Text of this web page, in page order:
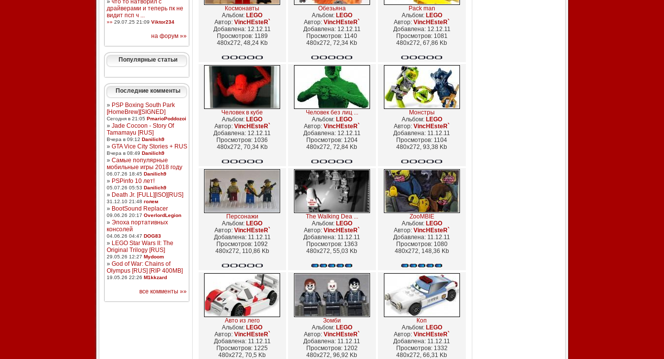
» что то натворил с
драйверами и теперь пк не
видит псп ч ...
»» 29.07.25 21:09 Viktor234
на форум »»
Популярные статьи
Последние комменты
» PSP Boxing South Park
[HomeBrew][SIGNED]
Сегодня в 21:05 PmarioPoddozoi
» Jade Cocoon - Story Of
Tamamayu [RUS]
Вчера в 09:12 Danilich9
» GTA Vice City Stories + RUS
Вчера в 08:49 Danilich9
» Самые популярные
мобильные игры 2018 году
06.07.26 18:45 Danilich9
» PSPinfo 10 лет!
05.07.26 05:53 Danilich9
» Death Jr. [FULL][ISO][RUS]
31.12.10 21:48 голем
» BootSound Replacer
09.06.26 20:17 OverlordLegion
» Эпоха портативных
консолей
04.06.26 04:47 DOG83
» LEGO Star Wars II: The
Original Trilogy [RUS]
29.05.26 12:27 Mydoom
» God of War: Chains of
Olympus [RUS] [RIP 400MB]
19.05.26 22:26 M1kkzard
все комменты »»
Космонавты
Альбом: LEGO
Автор: VincHEsteR`
Добавлена: 12.12.11
Просмотров: 1189
480x272, 48,24 Kb
Обезьяна
Альбом: LEGO
Автор: VincHEsteR`
Добавлена: 12.12.11
Просмотров: 1140
480x272, 72,34 Kb
Pack man
Альбом: LEGO
Автор: VincHEsteR`
Добавлена: 12.12.11
Просмотров: 1081
480x272, 67,86 Kb
Человек в кубе
Альбом: LEGO
Автор: VincHEsteR`
Добавлена: 12.12.11
Просмотров: 1036
480x272, 70,34 Kb
Человек без лиц ...
Альбом: LEGO
Автор: VincHEsteR`
Добавлена: 12.12.11
Просмотров: 1204
480x272, 72,84 Kb
Монстры
Альбом: LEGO
Автор: VincHEsteR`
Добавлена: 11.12.11
Просмотров: 1104
480x272, 93,38 Kb
Персонажи
Альбом: LEGO
Автор: VincHEsteR`
Добавлена: 11.12.11
Просмотров: 1092
480x272, 110,86 Kb
The Walking Dea ...
Альбом: LEGO
Автор: VincHEsteR`
Добавлена: 11.12.11
Просмотров: 1363
480x272, 55,03 Kb
ZooMBIE
Альбом: LEGO
Автор: VincHEsteR`
Добавлена: 11.12.11
Просмотров: 1080
480x272, 148,36 Kb
Авто из лего
Альбом: LEGO
Автор: VincHEsteR`
Добавлена: 11.12.11
Просмотров: 1225
480x272, 70,5 Kb
Зомби
Альбом: LEGO
Автор: VincHEsteR`
Добавлена: 11.12.11
Просмотров: 1202
480x272, 96,92 Kb
Коп
Альбом: LEGO
Автор: VincHEsteR`
Добавлена: 11.12.11
Просмотров: 1332
480x272, 66,31 Kb